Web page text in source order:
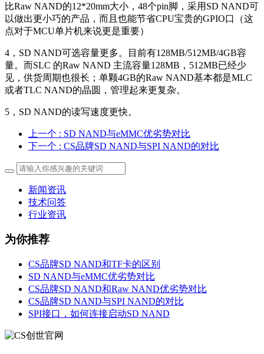
比Raw NAND的12*20mm大小，48个pin脚，采用SD NAND可
以做出更小巧的产品，而且也能节省CPU宝贵的GPIO口（这
点对于MCU单片机来说更是重要）
4，SD NAND可选容量更多。目前有128MB/512MB/4GB容
量。而SLC 的Raw NAND 主流容量128MB，512MB已经少
见，供货周期也很长；单颗4GB的Raw NAND基本都是MLC
或者TLC NAND的晶圆，管理起来更复杂。
5，SD NAND的读写速度更快。
上一个 : SD NAND与eMMC优劣势对比
下一个 : CS品牌SD NAND与SPI NAND的对比
新闻资讯
技术问答
行业资讯
为你推荐
CS品牌SD NAND和TF卡的区别
SD NAND与eMMC优劣势对比
CS品牌SD NAND和Raw NAND优劣势对比
CS品牌SD NAND与SPI NAND的对比
SPI接口，如何连接启动SD NAND